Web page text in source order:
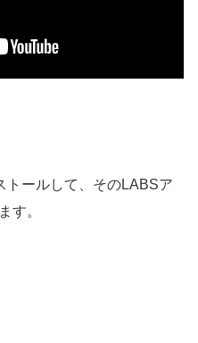
トールして、そのLABSア
す。